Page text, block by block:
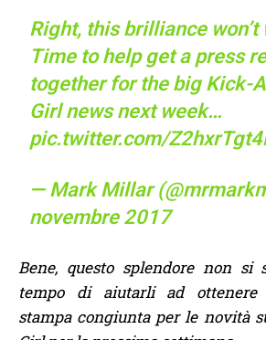
Right, this brilliance
Time to help get a press
together for the big Kick-
Girl news next week…
pic.twitter.com/
— Mark Millar
novembre 2017
Bene, questo splendore non si
tempo di aiutarli ad ottenere
stampa congiunta per le novità